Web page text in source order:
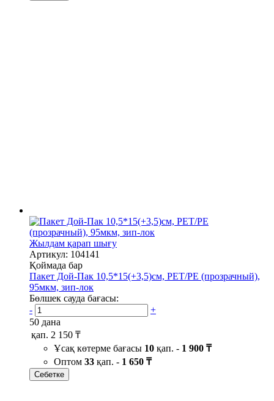
Жылдам қарап шығу
Артикул: 104141
Қоймада бар
Пакет Дой-Пак 10,5*15(+3,5)см, PET/PE (прозрачный),
95мкм, зип-лок
Бөлшек сауда бағасы:
-
+
50 дана
қап. 2 150 ₸
Ұсақ көтерме бағасы 10 қап. - 1 900 ₸
Оптом 33 қап. - 1 650 ₸
Себетке